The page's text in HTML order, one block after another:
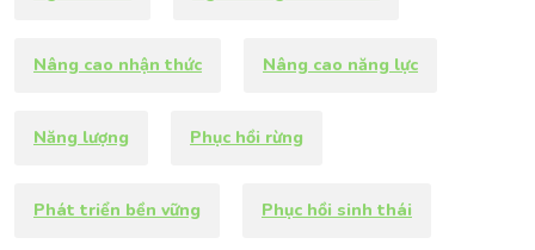
Nâng cao nhận thức Nâng cao năng lực
Năng lượng Phục hồi rừng
Phát triển bền vững Phục hồi sinh thái